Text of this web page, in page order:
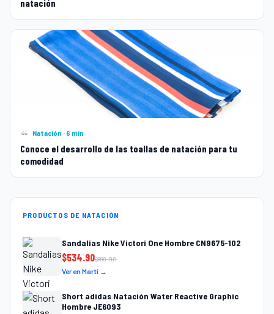
natación
Natación · 6 min
Conoce el desarrollo de las toallas de natación para tu
comodidad
PRODUCTOS DE NATACIÓN
Sandalias Nike Victori One Hombre CN9675-102
$534.90$899.00
Ver en Martí →
Short adidas Natación Water Reactive Graphic
Hombre JE6093